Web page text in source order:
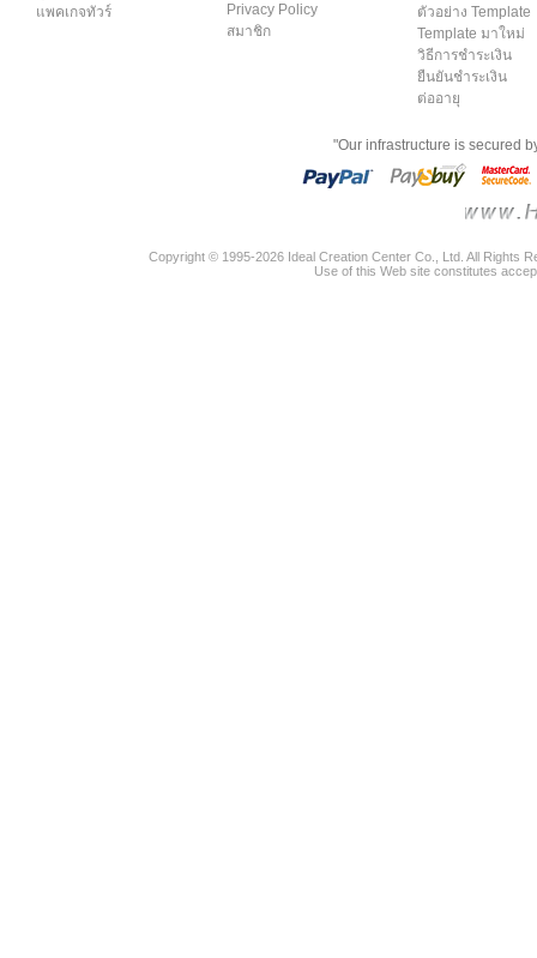
แพคเกจทัวร์
Privacy Policy
สมาชิก
ตัวอย่าง Template
Template มาใหม่
วิธีการชำระเงิน
ยืนยันชำระเงิน
ต่ออายุ
"Our infrastructure is secured
Copyright © 1995-2026 Ideal Creation Center Co., Ltd. All Rights
Use of this Web site constitutes